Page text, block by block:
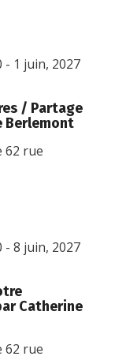
/ Partage
Berlemont
- 1 juin, 2027
62 rue
Catherine
-8 juin, 2027
62 rue